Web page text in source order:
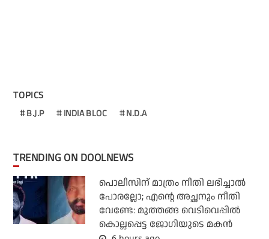
TOPICS
B.J.P INDIA BLOC N.D.A
TRENDING ON DOOLNEWS
പൊലീസിന് മാത്രം നീതി ലഭിച്ചാല്‍
പോരല്ലോ; എന്റെ അച്ഛനും നീതി
വേണ്ടേ: മുത്തങ്ങ വെടിവെപ്പില്‍
കൊല്ലപ്പെട്ട ജോഗിയുടെ മകന്‍